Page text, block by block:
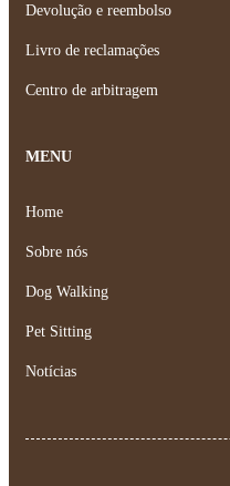
Devolução e reembolso
Livro de reclamações
Centro de arbitragem
MENU
Home
Sobre nós
Dog Walking
Pet Sitting
Notícias